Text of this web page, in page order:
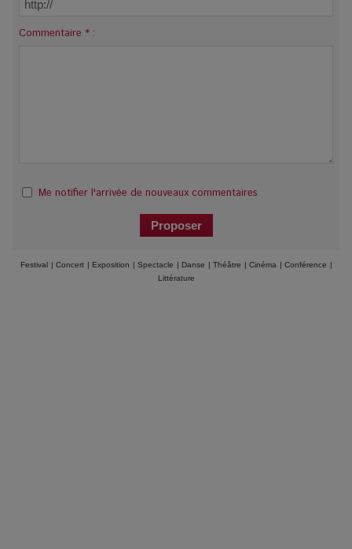
Commentaire * :
Me notifier l'arrivée de nouveaux commentaires
Festival | Concert | Exposition | Spectacle | Danse | Théâtre | Cinéma | Conférence |
Littérature